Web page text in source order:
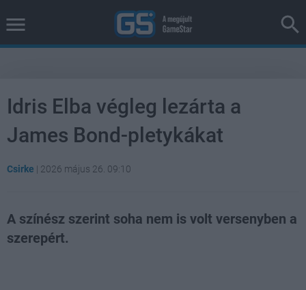
Idris Elba végleg lezárta a
James Bond-pletykákat
Csirke | 2026 május 26. 09:10
A színész szerint soha nem is volt versenyben a
szerepért.